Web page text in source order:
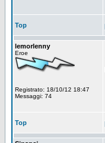
Top
lemorlenny
Eroe
Registrato: 18/10/12 18:47
Messaggi: 74
Top